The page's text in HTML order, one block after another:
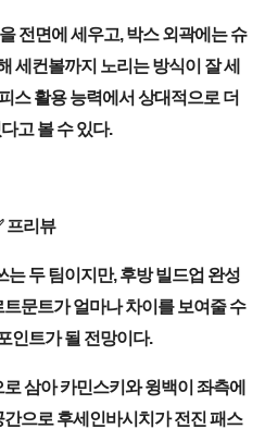
전면에 세우고, 박스 외곽에는 슈
세컨볼까지 노리는 방식이 잘 세
스 활용 능력에서 상대적으로 더
고 볼 수 있다.
프리뷰
는 두 팀이지만, 후방 빌드업 완성
문트가 얼마나 차이를 보여줄 수
인트가 될 전망이다.
삼아 카민스키와 윙백이 좌측에
으로 후세인바시치가 전진 패스